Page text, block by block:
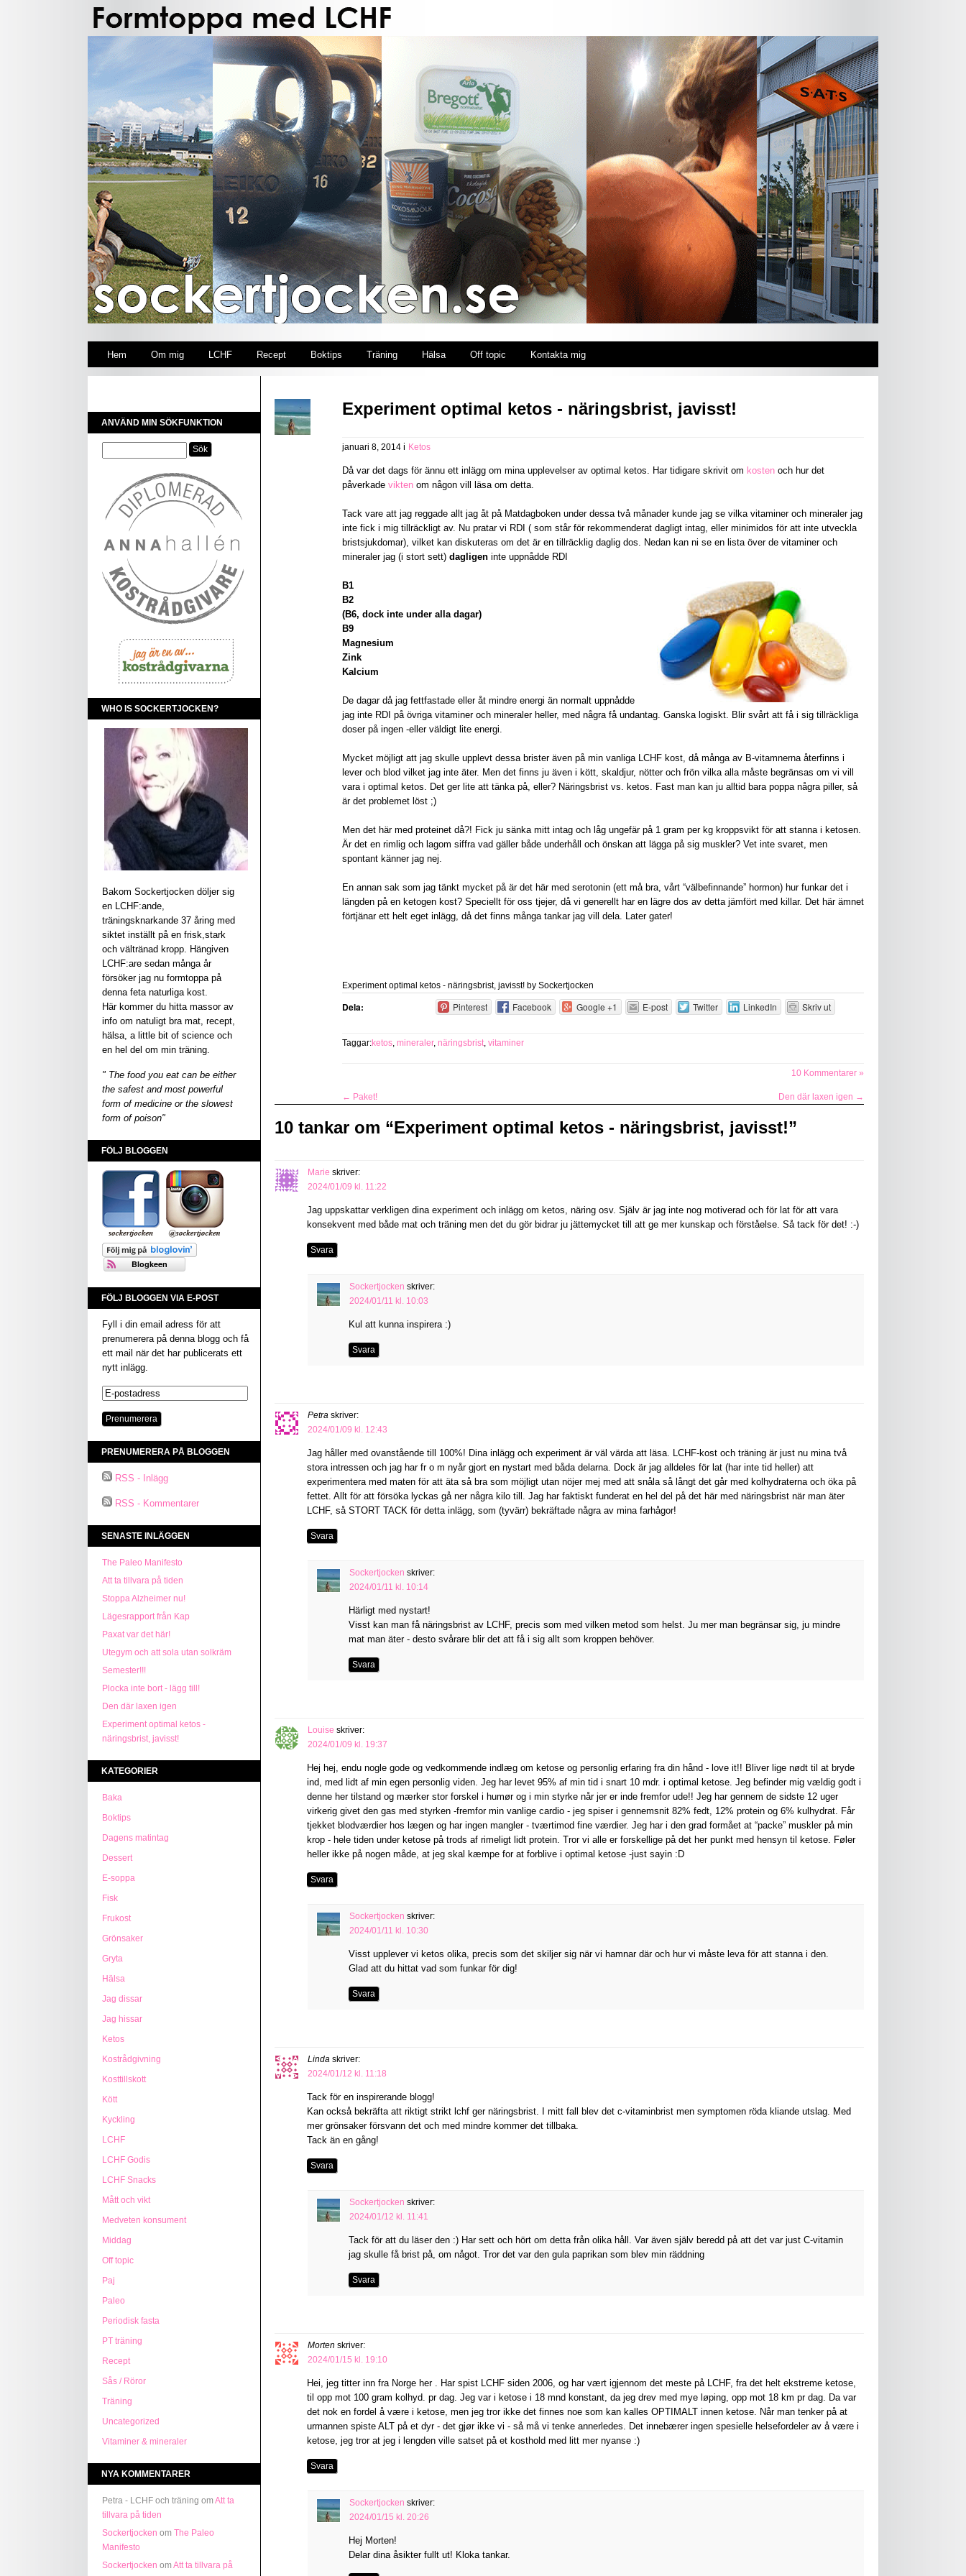
Hem Om mig LCHF Recept Boktips Träning Hälsa Off topic Kontakta mig
ANVÄND MIN SÖKFUNKTION
WHO IS SOCKERTJOCKEN?
Bakom Sockertjocken döljer sig
en LCHF:ande,
träningsknarkande 37 åring med
siktet inställt på en frisk,stark
och vältränad kropp. Hängiven
LCHF:are sedan många år
försöker jag nu formtoppa på
denna feta naturliga kost.
Här kommer du hitta massor av
info om natuligt bra mat, recept,
hälsa, a little bit of science och
en hel del om min träning.
" The food you eat can be either
the safest and most powerful
form of medicine or the slowest
form of poison"
FÖLJ BLOGGEN
FÖLJ BLOGGEN VIA E-POST
Fyll i din email adress för att
prenumerera på denna blogg och få
ett mail när det har publicerats ett
nytt inlägg.
PRENUMERERA PÅ BLOGGEN
RSS - Inlägg
RSS - Kommentarer
SENASTE INLÄGGEN
The Paleo Manifesto
Att ta tillvara på tiden
Stoppa Alzheimer nu!
Lägesrapport från Kap
Paxat var det här!
Utegym och att sola utan solkräm
Semester!!!
Plocka inte bort - lägg till!
Den där laxen igen
Experiment optimal ketos -
näringsbrist, javisst!
KATEGORIER
Baka
Boktips
Dagens matintag
Dessert
E-soppa
Fisk
Frukost
Grönsaker
Gryta
Hälsa
Jag dissar
Jag hissar
Ketos
Kostrådgivning
Kosttillskott
Kött
Kyckling
LCHF
LCHF Godis
LCHF Snacks
Mått och vikt
Medveten konsument
Middag
Off topic
Paj
Paleo
Periodisk fasta
PT träning
Recept
Sås / Röror
Träning
Uncategorized
Vitaminer & mineraler
NYA KOMMENTARER
Petra - LCHF och träning omAtt ta
tillvara på tiden
Sockertjocken om The Paleo
Manifesto
Sockertjocken omAtt ta tillvara på
Experiment optimal ketos - näringsbrist, javisst!
januari 8, 2014 i Ketos
Då var det dags för ännu ett inlägg om mina upplevelser av optimal ketos. Har tidigare skrivit om kosten och hur det
påverkade vikten om någon vill läsa om detta.
Tack vare att jag reggade allt jag åt på Matdagboken under dessa två månader kunde jag se vilka vitaminer och mineraler jag
inte fick i mig tillräckligt av. Nu pratar vi RDI ( som står för rekommenderat dagligt intag, eller minimidos för att inte utveckla
bristsjukdomar), vilket kan diskuteras om det är en tillräcklig daglig dos. Nedan kan ni se en lista över de vitaminer och
mineraler jag (i stort sett) dagligen inte uppnådde RDI
B1
B2
(B6, dock inte under alla dagar)
B9
Magnesium
Zink
Kalcium
De dagar då jag fettfastade eller åt mindre energi än normalt uppnådde
jag inte RDI på övriga vitaminer och mineraler heller, med några få undantag. Ganska logiskt. Blir svårt att få i sig tillräckliga
doser på ingen -eller väldigt lite energi.
Mycket möjligt att jag skulle upplevt dessa brister även på min vanliga LCHF kost, då många av B-vitamnerna återfinns i
lever och blod vilket jag inte äter. Men det finns ju även i kött, skaldjur, nötter och frön vilka alla måste begränsas om vi vill
vara i optimal ketos. Det ger lite att tänka på, eller? Näringsbrist vs. ketos. Fast man kan ju alltid bara poppa några piller, så
är det problemet löst ;)
Men det här med proteinet då?! Fick ju sänka mitt intag och låg ungefär på 1 gram per kg kroppsvikt för att stanna i ketosen.
Är det en rimlig och lagom siffra vad gäller både underhåll och önskan att lägga på sig muskler? Vet inte svaret, men
spontant känner jag nej.
En annan sak som jag tänkt mycket på är det här med serotonin (ett må bra, vårt “välbefinnande” hormon) hur funkar det i
längden på en ketogen kost? Speciellt för oss tjejer, då vi generellt har en lägre dos av detta jämfört med killar. Det här ämnet
förtjänar ett helt eget inlägg, då det finns många tankar jag vill dela. Later gater!
Experiment optimal ketos - näringsbrist, javisst! by Sockertjocken
Dela: Pinterest Facebook Google +1 E-post Twitter LinkedIn Skriv ut
Taggar:ketos, mineraler, näringsbrist, vitaminer
10 Kommentarer »
← Paket! Den där laxen igen →
10 tankar om “Experiment optimal ketos - näringsbrist, javisst!”
Marie skriver:
2024/01/09 kl. 11:22
Jag uppskattar verkligen dina experiment och inlägg om ketos, näring osv. Själv är jag inte nog motiverad och för lat för att vara
konsekvent med både mat och träning men det du gör bidrar ju jättemycket till att ge mer kunskap och förståelse. Så tack för det! :-)
Svara
Sockertjocken skriver:
2024/01/11 kl. 10:03
Kul att kunna inspirera :)
Svara
Petra skriver:
2024/01/09 kl. 12:43
Jag håller med ovanstående till 100%! Dina inlägg och experiment är väl värda att läsa. LCHF-kost och träning är just nu mina två
stora intressen och jag har fr o m nyår gjort en nystart med båda delarna. Dock är jag alldeles för lat (har inte tid heller) att
experimentera med maten för att äta så bra som möjligt utan nöjer mej med att snåla så långt det går med kolhydraterna och öka på
fettet. Allt för att försöka lyckas gå ner några kilo till. Jag har faktiskt funderat en hel del på det här med näringsbrist när man äter
LCHF, så STORT TACK för detta inlägg, som (tyvärr) bekräftade några av mina farhågor!
Svara
Sockertjocken skriver:
2024/01/11 kl. 10:14
Härligt med nystart!
Visst kan man få näringsbrist av LCHF, precis som med vilken metod som helst. Ju mer man begränsar sig, ju mindre
mat man äter - desto svårare blir det att få i sig allt som kroppen behöver.
Svara
Louise skriver:
2024/01/09 kl. 19:37
Hej hej, endu nogle gode og vedkommende indlæg om ketose og personlig erfaring fra din hånd - love it!! Bliver lige nødt til at bryde
ind, med lidt af min egen personlig viden. Jeg har levet 95% af min tid i snart 10 mdr. i optimal ketose. Jeg befinder mig vældig godt i
denne her tilstand og mærker stor forskel i humør og i min styrke når jer er inde fremfor ude!! Jeg har gennem de sidste 12 uger
virkerig givet den gas med styrken -fremfor min vanlige cardio - jeg spiser i gennemsnit 82% fedt, 12% protein og 6% kulhydrat. Får
tjekket blodværdier hos lægen og har ingen mangler - tværtimod fine værdier. Jeg har i den grad formået at “packe” muskler på min
krop - hele tiden under ketose på trods af rimeligt lidt protein. Tror vi alle er forskellige på det her punkt med hensyn til ketose. Føler
heller ikke på nogen måde, at jeg skal kæmpe for at forblive i optimal ketose -just sayin :D
Svara
Sockertjocken skriver:
2024/01/11 kl. 10:30
Visst upplever vi ketos olika, precis som det skiljer sig när vi hamnar där och hur vi måste leva för att stanna i den.
Glad att du hittat vad som funkar för dig!
Svara
Linda skriver:
2024/01/12 kl. 11:18
Tack för en inspirerande blogg!
Kan också bekräfta att riktigt strikt lchf ger näringsbrist. I mitt fall blev det c-vitaminbrist men symptomen röda kliande utslag. Med
mer grönsaker försvann det och med mindre kommer det tillbaka.
Tack än en gång!
Svara
Sockertjocken skriver:
2024/01/12 kl. 11:41
Tack för att du läser den :) Har sett och hört om detta från olika håll. Var även själv beredd på att det var just C-vitamin
jag skulle få brist på, om något. Tror det var den gula paprikan som blev min räddning
Svara
Morten skriver:
2024/01/15 kl. 19:10
Hei, jeg titter inn fra Norge her . Har spist LCHF siden 2006, og har vært igjennom det meste på LCHF, fra det helt ekstreme ketose,
til opp mot 100 gram kolhyd. pr dag. Jeg var i ketose i 18 mnd konstant, da jeg drev med mye løping, opp mot 18 km pr dag. Da var
det nok en fordel å være i ketose, men jeg tror ikke det finnes noe som kan kalles OPTIMALT innen ketose. Når man tenker på at
urmannen spiste ALT på et dyr - det gjør ikke vi - så må vi tenke annerledes. Det innebærer ingen spesielle helsefordeler av å være i
ketose, jeg tror at jeg i lengden ville satset på et kosthold med litt mer nyanse :)
Svara
Sockertjocken skriver:
2024/01/15 kl. 20:26
Hej Morten!
Delar dina åsikter fullt ut! Kloka tankar.